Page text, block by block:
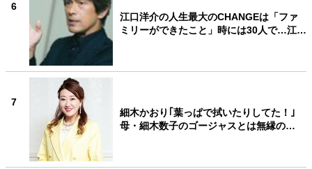
6
江口洋介の人生最大のCHANGEは「ファ
ミリーができたこと」時には30人で…江…
7
細木かおり｢葉っぱで拭いたりしてた！｣
母・細木数子のゴージャスとは無縁の…